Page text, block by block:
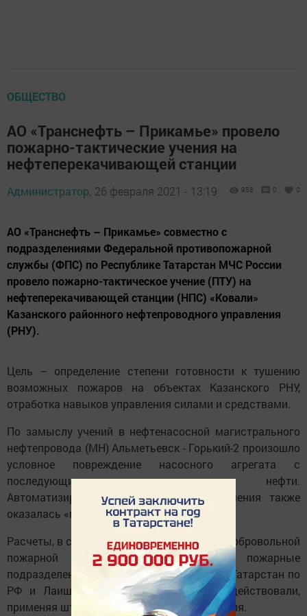
ОБЩЕСТВО
АО «Транснефть – Прикамье» провело
пожарно-тактические учения на
нефтеперекачивающей станции
Администратор, 26 февраля 2021 - 13:19 958 0 0
АО «Транснефть – Прикамье» совместно с
подразделениями Федеральной противопожарной
службы (ФПС) по Республике Татарстан МЧС России
провело пожарно-тактическое учение (ПТУ) на
нефтеперекачивающей станции (НПС) «Ковали»
Казанского районного нефтепроводного управления
(РНУ).
Цель – определение степени готовности к тушению
возможных пожаров на объектах Казанского РНУ,
отработка навыков управления силами и средствами.
По замыслу учений в нефтенасосной магистрального
нефтепровода (МН) Альметьевск - Горький-2 произошло
условное повреждение насосного агрегата с
последующим «возгоранием» нефти.
Автоматизированная система пожаротушения также
оказалась «повреждена».
Расчеты, в состав которых вошли бойцы добровольной
пожарной команды НПС «Ковали», пожарные
подразделения ФПС ГПС МЧС Республики Татарстан по
РФ и Лаишевского района республики действовали,
применяя штатные средства пожаротушения.